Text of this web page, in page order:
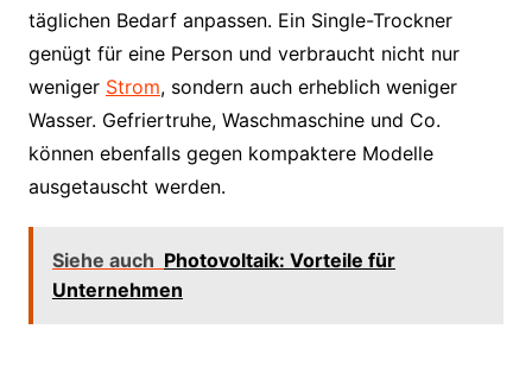
täglichen Bedarf anpassen. Ein Single-Trockner
genügt für eine Person und verbraucht nicht nur
weniger Strom, sondern auch erheblich weniger
Wasser. Gefriertruhe, Waschmaschine und Co.
können ebenfalls gegen kompaktere Modelle
ausgetauscht werden.
Siehe auch Photovoltaik: Vorteile für
Unternehmen